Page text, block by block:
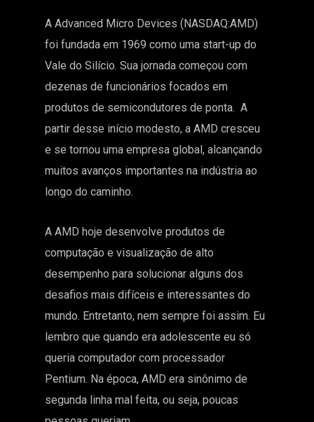
A Advanced Micro Devices (NASDAQ:AMD)
foi fundada em 1969 como uma start-up do
Vale do Silício. Sua jornada começou com
dezenas de funcionários focados em
produtos de semicondutores de ponta. A
partir desse início modesto, a AMD cresceu
e se tornou uma empresa global, alcançando
muitos avanços importantes na indústria ao
longo do caminho.
A AMD hoje desenvolve produtos de
computação e visualização de alto
desempenho para solucionar alguns dos
desafios mais difíceis e interessantes do
mundo. Entretanto, nem sempre foi assim. Eu
lembro que quando era adolescente eu só
queria computador com processador
Pentium. Na época, AMD era sinônimo de
segunda linha mal feita, ou seja, poucas